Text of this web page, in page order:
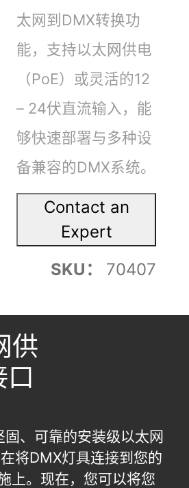
太网到DMX转换功
能，支持以太网供电
（PoE）或灵活的12
– 24伏直流输入，能
够快速部署与多种设
备兼容的DMX系统。
Contact an
Expert
SKU： 70407
供
、可靠的安装级以太网
将DMX灯具连接到您的
上。现在，您可以将您